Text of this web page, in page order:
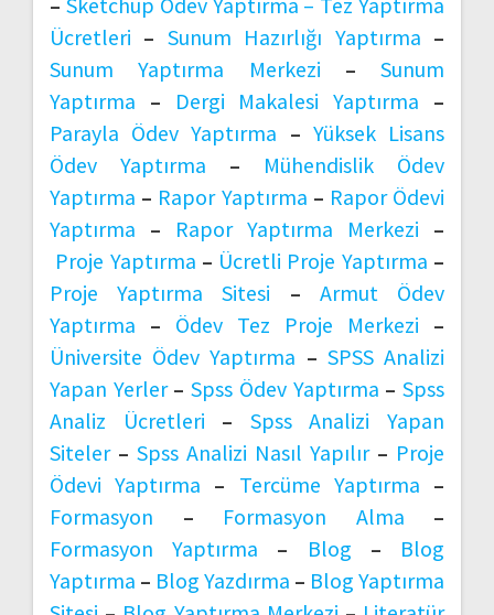
Ücretleri – Sunum Hazırlığı Yaptırma –
Sunum Yaptırma Merkezi – Sunum
Yaptırma – Dergi Makalesi Yaptırma –
Parayla Ödev Yaptırma – Yüksek Lisans
Ödev Yaptırma – Mühendislik Ödev
Yaptırma – Rapor Yaptırma – Rapor Ödevi
Yaptırma – Rapor Yaptırma Merkezi –
Proje Yaptırma – Ücretli Proje Yaptırma –
Proje Yaptırma Sitesi – Armut Ödev
Yaptırma – Ödev Tez Proje Merkezi –
Üniversite Ödev Yaptırma – SPSS Analizi
Yapan Yerler–Spss Ödev Yaptırma –Spss
Analiz Ücretleri – Spss Analizi Yapan
Siteler– Spss Analizi Nasıl Yapılır– Proje
Ödevi Yaptırma – Tercüme Yaptırma –
Formasyon – Formasyon Alma –
Formasyon Yaptırma – Blog – Blog
Yaptırma – Blog Yazdırma – Blog Yaptırma